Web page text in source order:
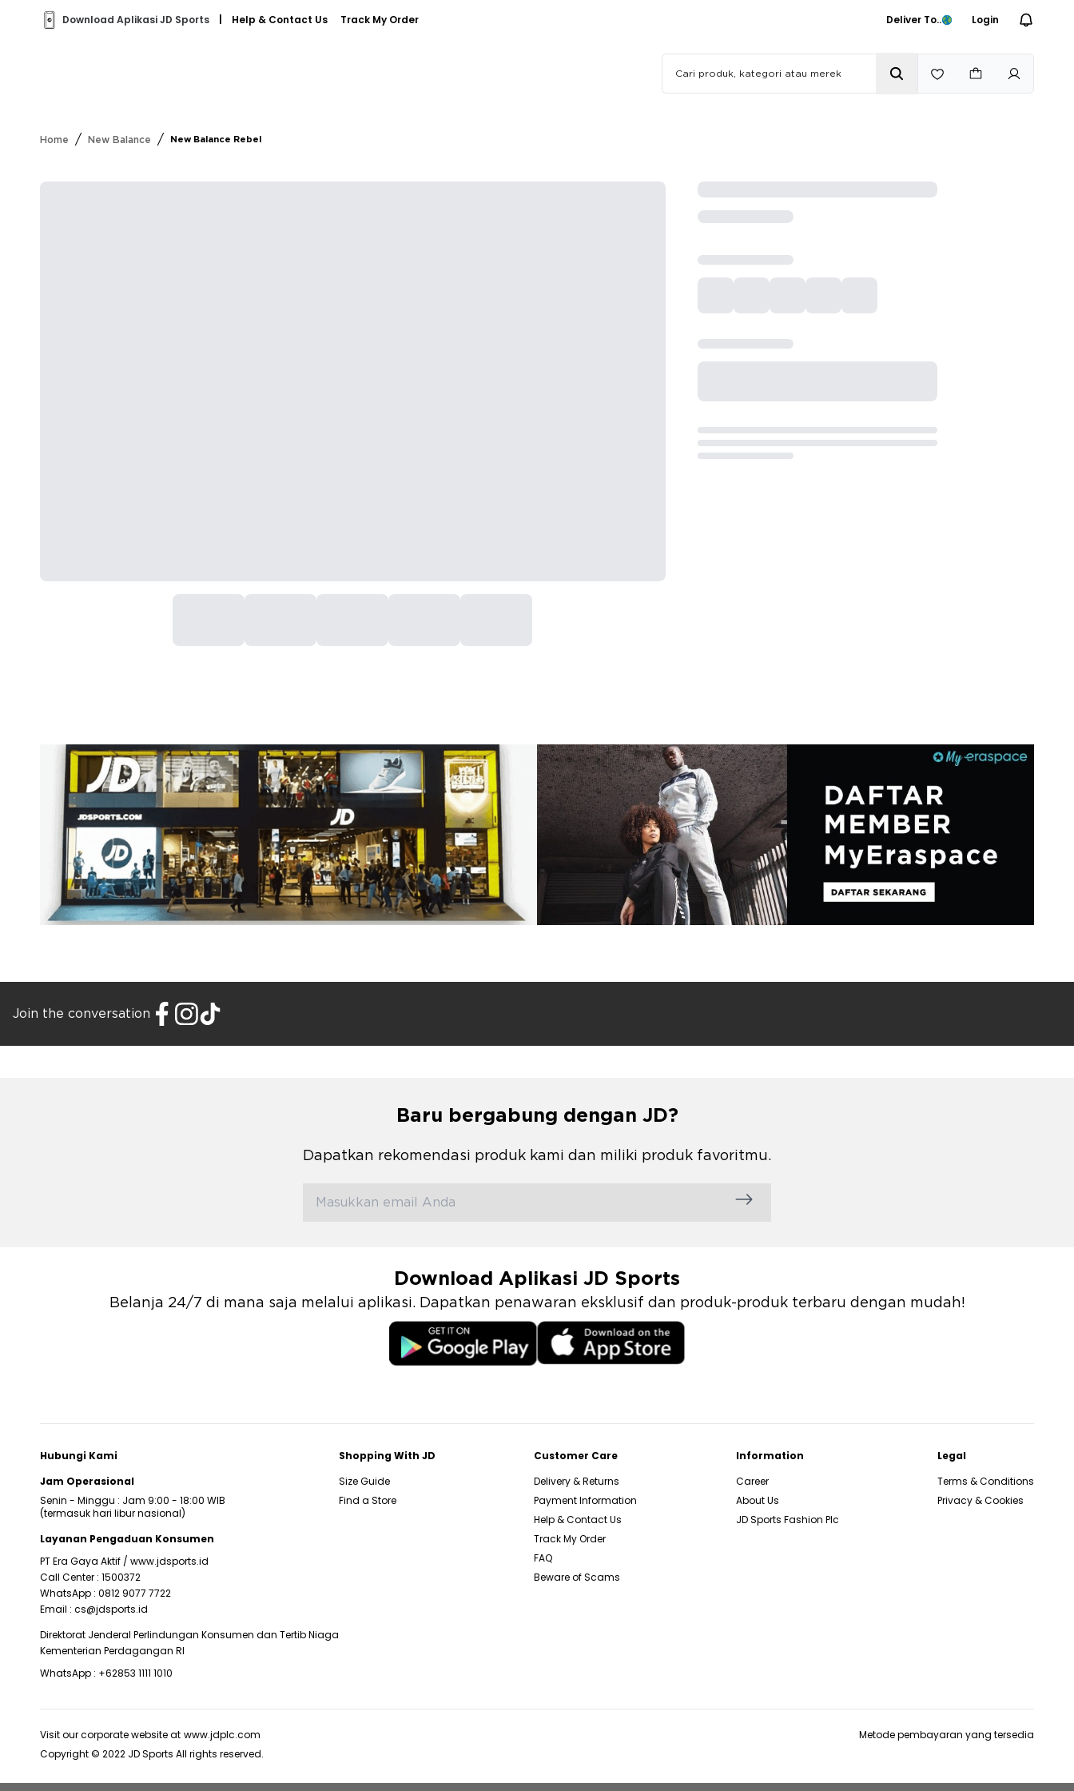
Download Aplikasi JD Sports Help & Contact Us Track My Order Deliver To.. Login
Home / New Balance / New Balance Rebel
Join the conversation
Baru bergabung dengan JD?
Dapatkan rekomendasi produk kami dan miliki produk favoritmu.
Download Aplikasi JD Sports
Belanja 24/7 di mana saja melalui aplikasi. Dapatkan penawaran eksklusif dan produk-produk terbaru dengan mudah!
Hubungi Kami
Jam Operasional
Senin - Minggu : Jam 9:00 - 18:00 WIB
(termasuk hari libur nasional)
Layanan Pengaduan Konsumen
PT Era Gaya Aktif / www.jdsports.id
Call Center : 1500372
WhatsApp : 0812 9077 7722
Email : cs@jdsports.id
Direktorat Jenderal Perlindungan Konsumen dan Tertib Niaga
Kementerian Perdagangan RI
WhatsApp : +62853 1111 1010
Shopping With JD
Size Guide
Find a Store
Customer Care
Delivery & Returns
Payment Information
Help & Contact Us
Track My Order
FAQ
Beware of Scams
Information
Career
About Us
JD Sports Fashion Plc
Legal
Terms & Conditions
Privacy & Cookies
Visit our corporate website at www.jdplc.com
Copyright © 2022 JD Sports All rights reserved.
Metode pembayaran yang tersedia